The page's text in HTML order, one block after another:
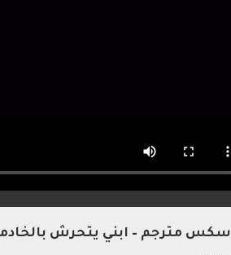
سكس مترجم – ابني يتحرش